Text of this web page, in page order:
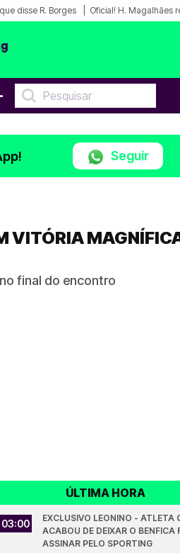
disse R. Borges Oficial! H. Magalhães
Seguir
VITÓRIA
final do encontro
ÚLTIMA HORA
03:00
EXCLUSIVO LEONINO - ATLETA
ACABOU DE DEIXAR O BENFICA
ASSINAR PELO SPORTING